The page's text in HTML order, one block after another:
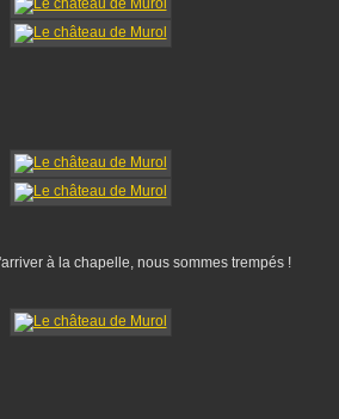
à la chapelle, nous sommes trempés !